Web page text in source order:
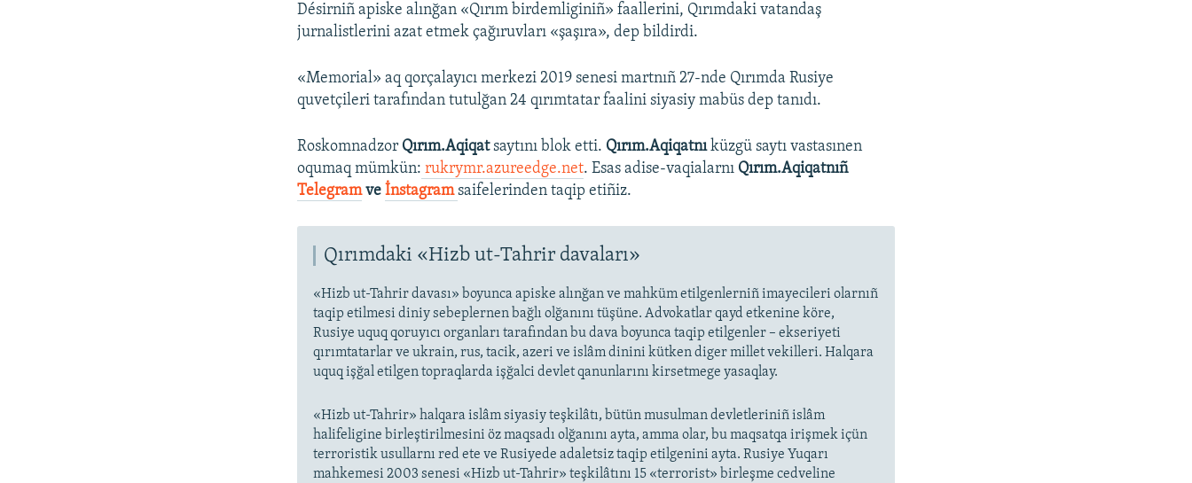
Désirniñ apiske alınğan «Qırım birdemliginiñ» faallerini, Qırımdaki vatandaş
jurnalistlerini azat etmek çağıruvları «şaşıra», dep bildirdi.
«Memorial» aq qorçalayıcı merkezi 2019 senesi martnıñ 27-nde Qırımda Rusiye
quvetçileri tarafından tutulğan 24 qırımtatar faalini siyasiy mabüs dep tanıdı.
Roskomnadzor Qırım.Aqiqatsaytını blok etti. Qırım.Aqiqatnıküzgü saytı vastasınen
oqumaq mümkün: rukrymr.azureedge.net. Esas adise-vaqialarnı Qırım.Aqiqatnıñ
Telegramveİnstagramsaifelerinden taqip etiñiz.
Qırımdaki «Hizb ut-Tahrir davaları»
«Hizb ut-Tahrir davası» boyunca apiske alınğan ve mahküm etilgenlerniñ imayecileri olarnıñ
taqip etilmesi diniy sebeplernen bağlı olğanını tüşüne. Advokatlar qayd etkenine köre,
Rusiye uquq qoruyıcı organları tarafından bu dava boyunca taqip etilgenler – ekseriyeti
qırımtatarlar ve ukrain, rus, tacik, azeri ve islâm dinini kütken diger millet vekilleri. Halqara
uquq işğal etilgen topraqlarda işğalci devlet qanunlarını kirsetmege yasaqlay.
«Hizb ut-Tahrir» halqara islâm siyasiy teşkilâtı, bütün musulman devletleriniñ islâm
halifeligine birleştirilmesini öz maqsadı olğanını ayta, amma olar, bu maqsatqa irişmek içün
terroristik usullarnı red ete ve Rusiyede adaletsiz taqip etilgenini ayta. Rusiye Yuqarı
mahkemesi 2003 senesi «Hizb ut-Tahrir» teşkilâtını 15 «terrorist» birleşme cedveline